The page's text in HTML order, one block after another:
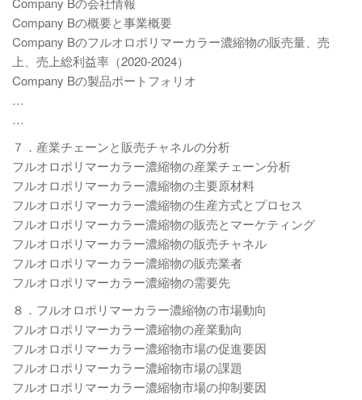
Company Bの概要と事業概要
Company Bのフルオロポリマーカラー濃縮物の販売量、売
上、売上総利益率（2020-2024）
Company Bの製品ポートフォリオ
…
…
７．産業チェーンと販売チャネルの分析
フルオロポリマーカラー濃縮物の産業チェーン分析
フルオロポリマーカラー濃縮物の主要原材料
フルオロポリマーカラー濃縮物の生産方式とプロセス
フルオロポリマーカラー濃縮物の販売とマーケティング
フルオロポリマーカラー濃縮物の販売チャネル
フルオロポリマーカラー濃縮物の販売業者
フルオロポリマーカラー濃縮物の需要先
８．フルオロポリマーカラー濃縮物の市場動向
フルオロポリマーカラー濃縮物の産業動向
フルオロポリマーカラー濃縮物市場の促進要因
フルオロポリマーカラー濃縮物市場の課題
フルオロポリマーカラー濃縮物市場の抑制要因